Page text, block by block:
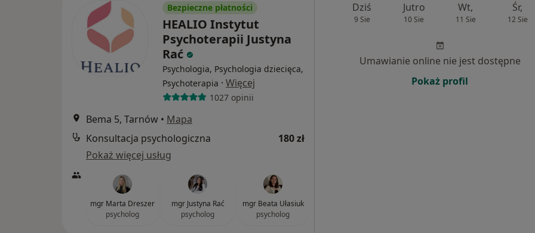
Bezpieczne płatności
HEALIO Instytut
Psychoterapii Justyna
Rać
Psychologia, Psychologia dziecięca,
Psychoterapia · Więcej
1027 opinii
Bema 5, Tarnów • Mapa
Konsultacja psychologiczna
180 zł
Pokaż więcej usług
mgr Marta Dreszer
psycholog
mgr Justyna Rać
psycholog
mgr Beata Ułasiuk
psycholog
Dziś
9 Sie
Jutro
10 Sie
Wt,
11 Sie
Śr,
12 Sie
Umawianie online nie jest dostępne
Pokaż profil